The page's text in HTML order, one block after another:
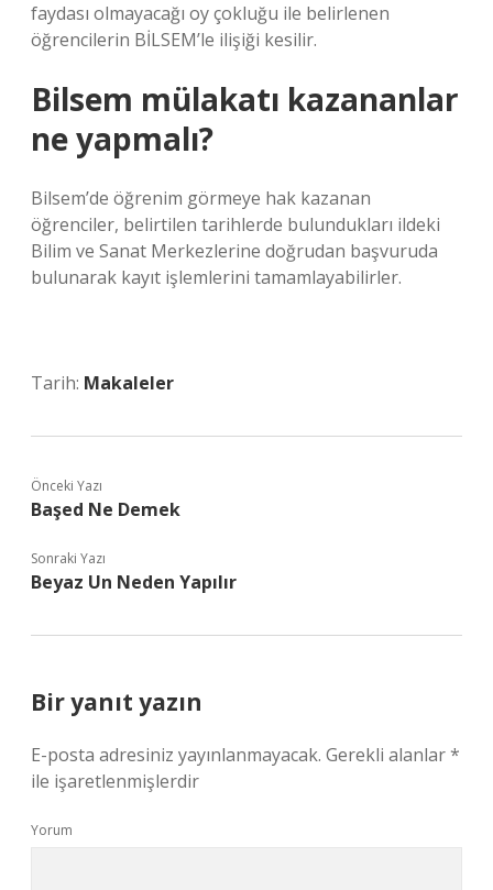
faydası olmayacağı oy çokluğu ile belirlenen
öğrencilerin BİLSEM’le ilişiği kesilir.
Bilsem mülakatı kazananlar
ne yapmalı?
Bilsem’de öğrenim görmeye hak kazanan
öğrenciler, belirtilen tarihlerde bulundukları ildeki
Bilim ve Sanat Merkezlerine doğrudan başvuruda
bulunarak kayıt işlemlerini tamamlayabilirler.
Tarih: Makaleler
Önceki Yazı
Başed Ne Demek
Sonraki Yazı
Beyaz Un Neden Yapılır
Bir yanıt yazın
E-posta adresiniz yayınlanmayacak. Gerekli alanlar*
ile işaretlenmişlerdir
Yorum